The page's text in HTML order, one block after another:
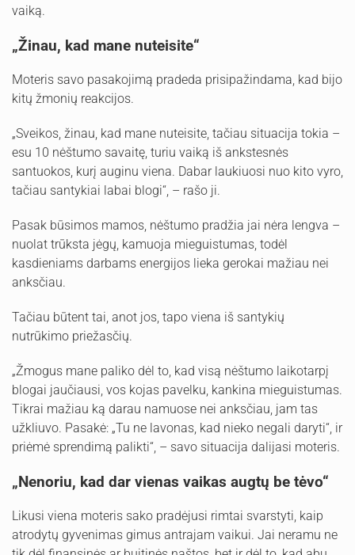
vaiką.
„Žinau, kad mane nuteisite“
Moteris savo pasakojimą pradeda prisipažindama, kad bijo
kitų žmonių reakcijos.
„Sveikos, žinau, kad mane nuteisite, tačiau situacija tokia –
esu 10 nėštumo savaitę, turiu vaiką iš ankstesnės
santuokos, kurį auginu viena. Dabar laukiuosi nuo kito vyro,
tačiau santykiai labai blogi“, – rašo ji.
Pasak būsimos mamos, nėštumo pradžia jai nėra lengva –
nuolat trūksta jėgų, kamuoja mieguistumas, todėl
kasdieniams darbams energijos lieka gerokai mažiau nei
anksčiau.
Tačiau būtent tai, anot jos, tapo viena iš santykių
nutrūkimo priežasčių.
„Žmogus mane paliko dėl to, kad visą nėštumo laikotarpį
blogai jaučiausi, vos kojas pavelku, kankina mieguistumas.
Tikrai mažiau ką darau namuose nei anksčiau, jam tas
užkliuvo. Pasakė: „Tu ne lavonas, kad nieko negali daryti“, ir
priėmė sprendimą palikti“, – savo situacija dalijasi moteris.
„Nenoriu, kad dar vienas vaikas augtų be tėvo“
Likusi viena moteris sako pradėjusi rimtai svarstyti, kaip
atrodytų gyvenimas gimus antrajam vaikui. Jai neramu ne